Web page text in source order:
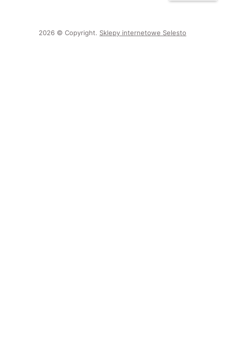
2026 © Copyright. Sklepy internetowe Selesto